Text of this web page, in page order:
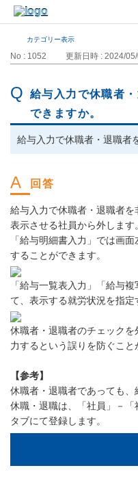
カテゴリー表示
No : 1052 更新日時 : 2024/
給与入力で休職者
できますか。
給与入力で休職者・退職者
給与入力で休職者・退職者
表示させる社員から外します。
「給与明細書入力」では画
することができます。
「給与一覧表入力」「給与
て、表示する就労状況を指定
休職者・退職者のチェック
力するという誤りを防ぐこと
【参考】
休職者・退職者であっても、
休職・退職は、「社員」－「
タブにて登録します。